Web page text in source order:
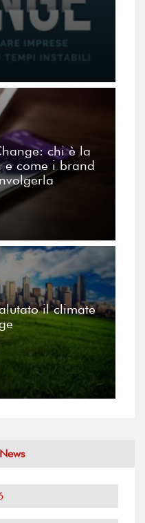
chi è la
e come i brand
il climate
News